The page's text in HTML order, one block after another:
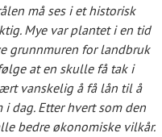
må ses i et historisk
Mye var plantet i en tid
grunnmuren for landbruk
at en skulle få tak i
vanskelig å få lån til å
dag. Etter hvert som den
bedre økonomiske vilkår.